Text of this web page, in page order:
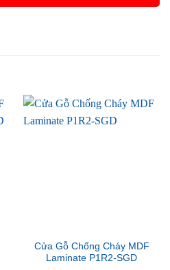
Cửa Gỗ Chống Cháy MDF
Laminate P1R2-SGD